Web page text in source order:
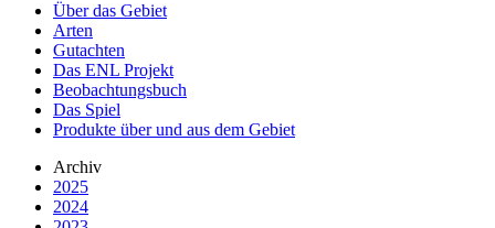
Über das Gebiet
Arten
Gutachten
Das ENL Projekt
Beobachtungsbuch
Das Spiel
Produkte über und aus dem Gebiet
Archiv
2025
2024